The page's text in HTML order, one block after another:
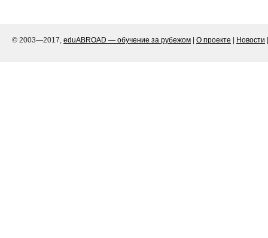
© 2003—2017, eduABROAD — обучение за рубежом О проекте Новости